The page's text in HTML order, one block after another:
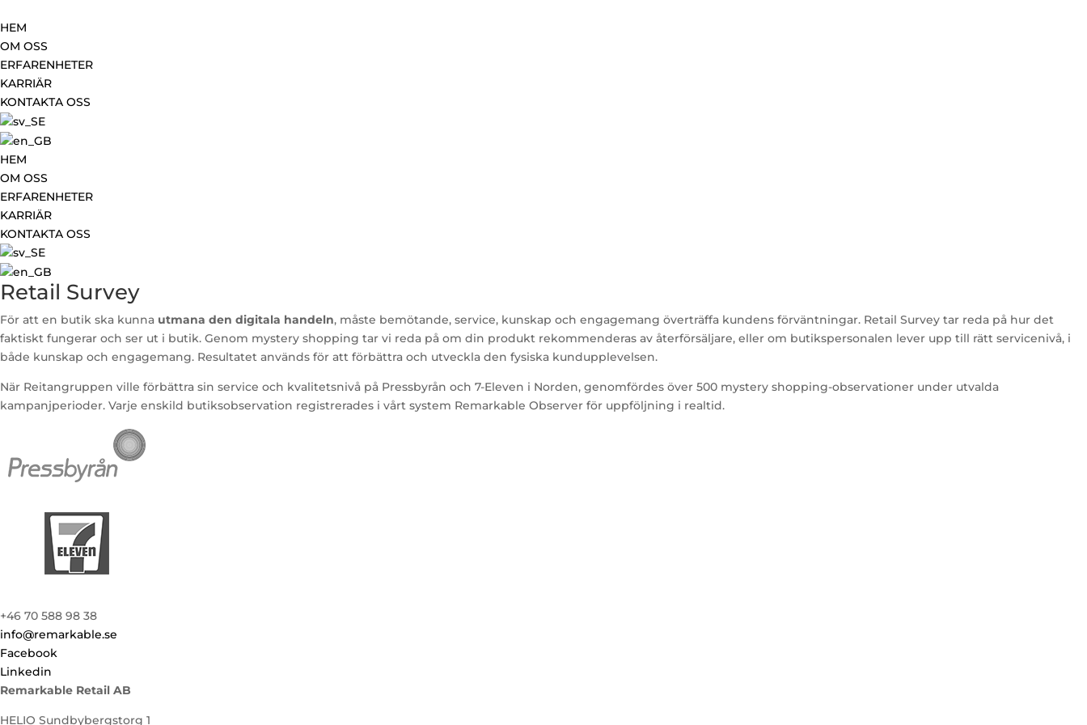
HEM
OM OSS
ERFARENHETER
KARRIÄR
KONTAKTA OSS
HEM
OM OSS
ERFARENHETER
KARRIÄR
KONTAKTA OSS
Retail Survey
För att en butik ska kunna utmana den digitala handeln, måste bemötande, service, kunskap och engagemang överträffa kundens förväntningar. Retail Survey tar reda på hur det
faktiskt fungerar och ser ut i butik. Genom mystery shopping tar vi reda på om din produkt rekommenderas av återförsäljare, eller om butikspersonalen lever upp till rätt servicenivå, i
både kunskap och engagemang. Resultatet används för att förbättra och utveckla den fysiska kundupplevelsen.
När Reitangruppen ville förbättra sin service och kvalitetsnivå på Pressbyrån och 7-Eleven i Norden, genomfördes över 500 mystery shopping-observationer under utvalda
kampanjperioder. Varje enskild butiksobservation registrerades i vårt system Remarkable Observer för uppföljning i realtid.
+46 70 588 98 38
info@remarkable.se
Facebook
Linkedin
Remarkable Retail AB
HELIO Sundbybergstorg 1